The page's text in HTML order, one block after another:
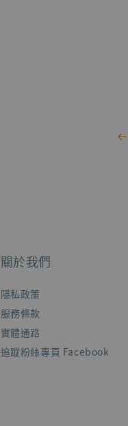
關於我們
隱私政策
服務條款
實體通路
追蹤粉絲專頁 Facebook